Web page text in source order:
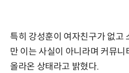
특히 강성훈이 여자친구가 없고
만 이는 사실이 아니라며 커뮤니
올라온 상태라고 밝혔다.